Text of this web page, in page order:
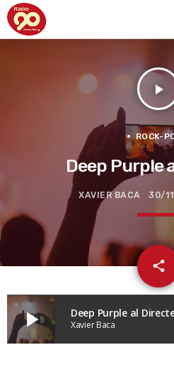
play_arrow
ROCK-
Deep Purple
XAVIER BACA 30/
share
email
play_arrow Deep Purple al
Xavier Baca